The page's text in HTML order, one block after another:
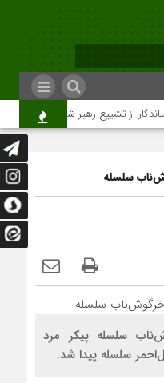
از تشییع رهبر شهید در تهران
سلسله
سلسله پیکر مرد
سلسله پیدا شد.